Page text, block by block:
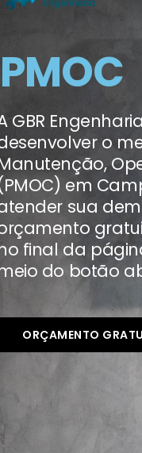
PMOC
GBR
o
em
sua
final da
do botão
ORÇAMENTO